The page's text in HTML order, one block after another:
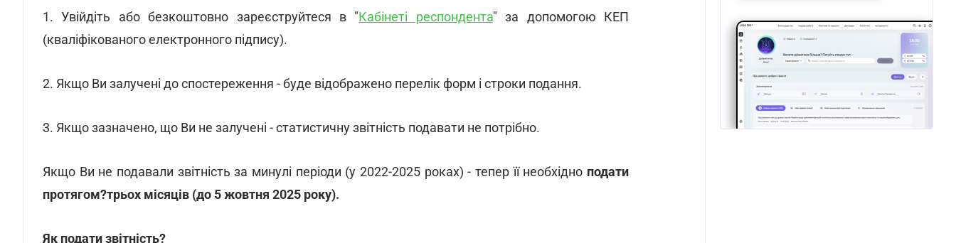
1. Увійдіть або безкоштовно зареєструйтеся в "Кабінеті респондента" за допомогою КЕП
(кваліфікованого електронного підпису).
2. Якщо Ви залучені до спостереження - буде відображено перелік форм і строки подання.
3. Якщо зазначено, що Ви не залучені - статистичну звітність подавати не потрібно.
Якщо Ви не подавали звітність за минулі періоди (у 2022-2025 роках) - тепер її необхідно подати
протягом?трьох місяців (до 5 жовтня 2025 року).
Як подати звітність?